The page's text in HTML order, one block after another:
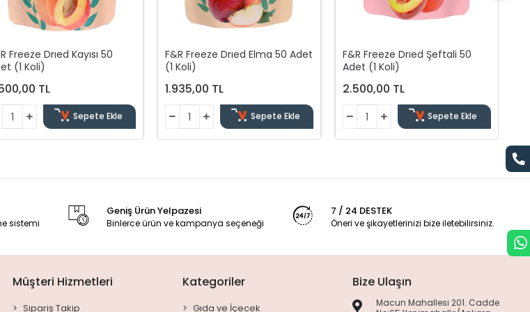
Freeze Drıed Kayısı 50
(1 Koli)
TL
Sepete Ekle
F&R Freeze Drıed Elma 50 Adet
(1 Koli)
1.935,00 TL
Sepete Ekle
F&R Freeze Drıed Şeftali 50
Adet (1 Koli)
2.500,00 TL
Sepete Ekle
sistemi
Geniş Ürün Yelpazesi
Binlerce ürün ve kampanya seçeneği
7 / 24 DESTEK
Öneri ve şikayetlerinizi bize iletebilirsiniz.
Müşteri Hizmetleri
Sipariş Takip
Kategoriler
Gıda ve İçecek
Bize Ulaşın
Macun Mahallesi 201. Cadde